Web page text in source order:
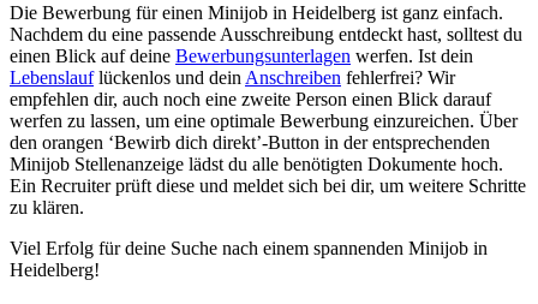
Die Bewerbung für einen Minijob in Heidelberg ist ganz einfach.
Nachdem du eine passende Ausschreibung entdeckt hast, solltest du
einen Blick auf deine Bewerbungsunterlagen werfen. Ist dein
Lebenslauflückenlos und dein Anschreiben fehlerfrei? Wir
empfehlen dir, auch noch eine zweite Person einen Blick darauf
werfen zu lassen, um eine optimale Bewerbung einzureichen. Über
den orangen ‘Bewirb dich direkt’-Button in der entsprechenden
Minijob Stellenanzeige lädst du alle benötigten Dokumente hoch.
Ein Recruiter prüft diese und meldet sich bei dir, um weitere Schritte
zu klären.
Viel Erfolg für deine Suche nach einem spannenden Minijob in
Heidelberg!